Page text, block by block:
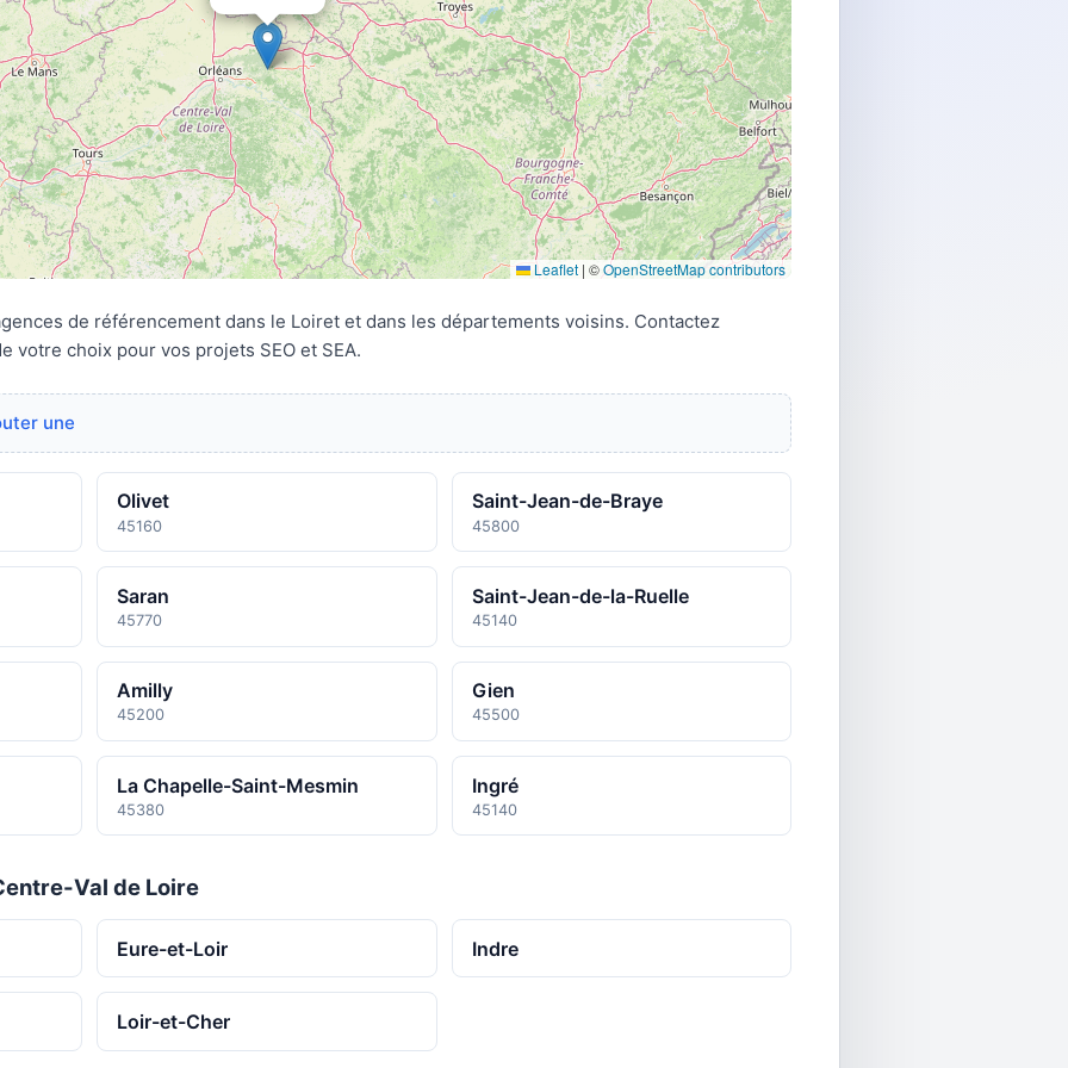
Leaflet | ©OpenStreetMap contributors
de référencement dans le Loiret et dans les départements voisins. Contactez
votre choix pour vos projets SEO et SEA.
une
Olivet
45160
Saint-Jean-de-Braye
45800
Saran
45770
Saint-Jean-de-la-Ruelle
45140
Amilly
45200
Gien
45500
La Chapelle-Saint-Mesmin
45380
Ingré
45140
Val de Loire
Eure-et-Loir Indre
Loir-et-Cher